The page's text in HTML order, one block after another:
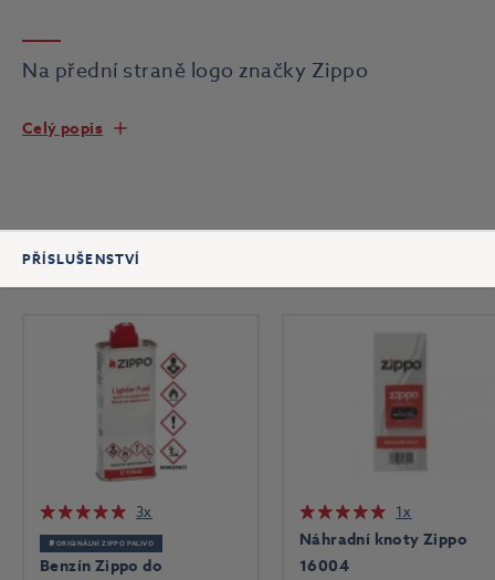
Na přední straně logo značky Zippo
Celý popis
PŘÍSLUŠENSTVÍ
3x
⛽ ORIGINÁLNÍ ZIPPO PALIVO
Benzín Zippo do
1x
Náhradní knoty Zippo
16004